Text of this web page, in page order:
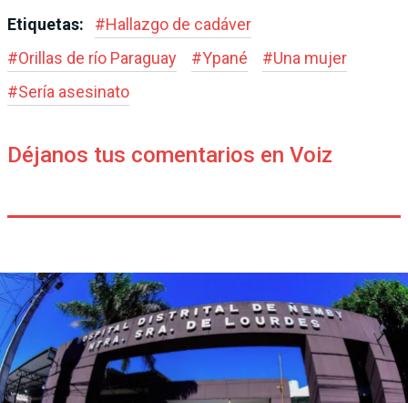
Etiquetas: #Hallazgo de cadáver
#Orillas de río Paraguay #Ypané #Una mujer
#Sería asesinato
Déjanos tus comentarios en Voiz